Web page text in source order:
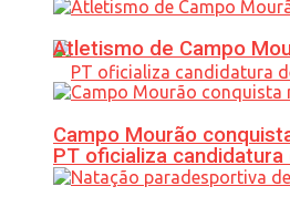
PT oficializa
Atletismo de Campo
Campo Mourão